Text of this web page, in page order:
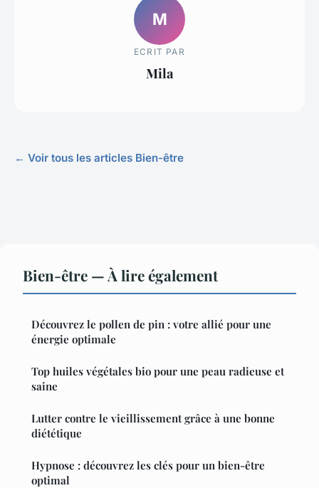
M
ECRIT PAR
Mila
← Voir tous les articles Bien-être
Bien-être — À lire également
Découvrez le pollen de pin : votre allié pour une
énergie optimale
Top huiles végétales bio pour une peau radieuse et
saine
Lutter contre le vieillissement grâce à une bonne
diététique
Hypnose : découvrez les clés pour un bien-être
optimal